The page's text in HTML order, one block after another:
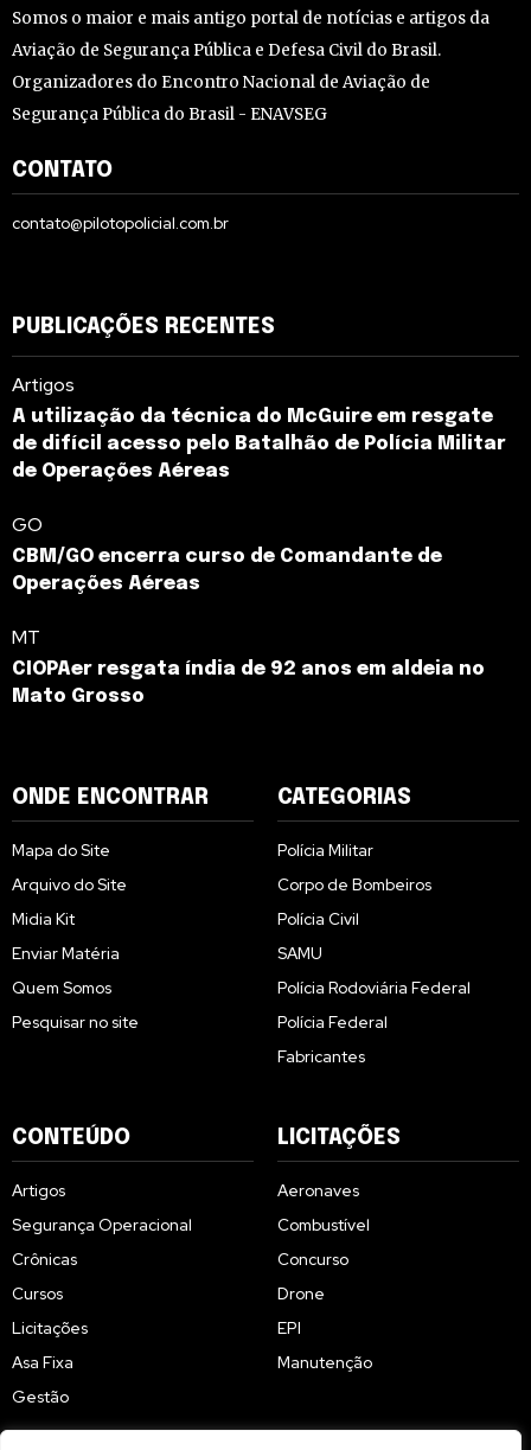
Somos o maior e mais antigo portal de notícias e artigos da
Aviação de Segurança Pública e Defesa Civil do Brasil.
Organizadores do Encontro Nacional de Aviação de
Segurança Pública do Brasil - ENAVSEG
CONTATO
contato@pilotopolicial.com.br
PUBLICAÇÕES RECENTES
Artigos
A utilização da técnica do McGuire em resgate
de difícil acesso pelo Batalhão de Polícia Militar
de Operações Aéreas
GO
CBM/GO encerra curso de Comandante de
Operações Aéreas
MT
CIOPAer resgata índia de 92 anos em aldeia no
Mato Grosso
ONDE ENCONTRAR
Mapa do Site
Arquivo do Site
Midia Kit
Enviar Matéria
Quem Somos
Pesquisar no site
CATEGORIAS
Polícia Militar
Corpo de Bombeiros
Polícia Civil
SAMU
Polícia Rodoviária Federal
Polícia Federal
Fabricantes
CONTEÚDO
Artigos
Segurança Operacional
Crônicas
Cursos
Licitações
Asa Fixa
Gestão
LICITAÇÕES
Aeronaves
Combustível
Concurso
Drone
EPI
Manutenção